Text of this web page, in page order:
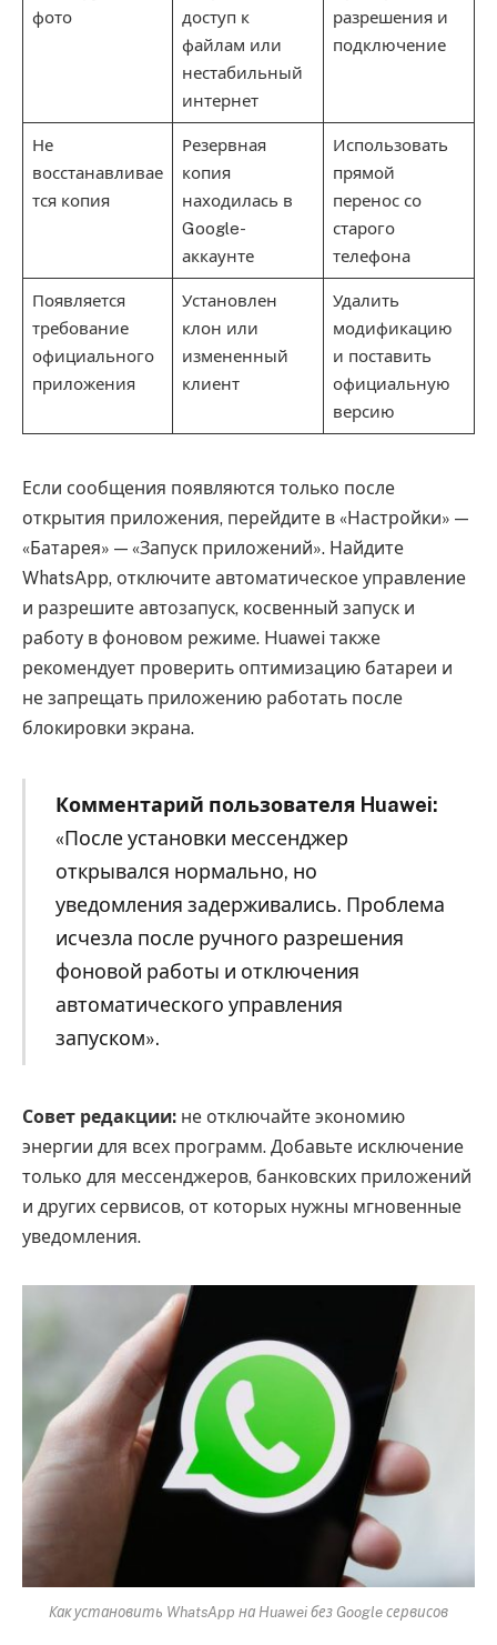
фото
доступ к
файлам или
нестабильный
интернет
разрешения и
подключение
Не
восстанавливае
тся копия
Резервная
копия
находилась в
Google-
аккаунте
Использовать
прямой
перенос со
старого
телефона
Появляется
требование
официального
приложения
Установлен
клон или
измененный
клиент
Удалить
модификацию
и поставить
официальную
версию
Если сообщения появляются только после
открытия приложения, перейдите в «Настройки» —
«Батарея» — «Запуск приложений». Найдите
WhatsApp, отключите автоматическое управление
и разрешите автозапуск, косвенный запуск и
работу в фоновом режиме. Huawei также
рекомендует проверить оптимизацию батареи и
не запрещать приложению работать после
блокировки экрана.
Комментарий пользователя Huawei:
«После установки мессенджер
открывался нормально, но
уведомления задерживались. Проблема
исчезла после ручного разрешения
фоновой работы и отключения
автоматического управления
запуском».
Совет редакции: не отключайте экономию
энергии для всех программ. Добавьте исключение
только для мессенджеров, банковских приложений
и других сервисов, от которых нужны мгновенные
уведомления.
Как установить WhatsApp на Huawei без Google сервисов